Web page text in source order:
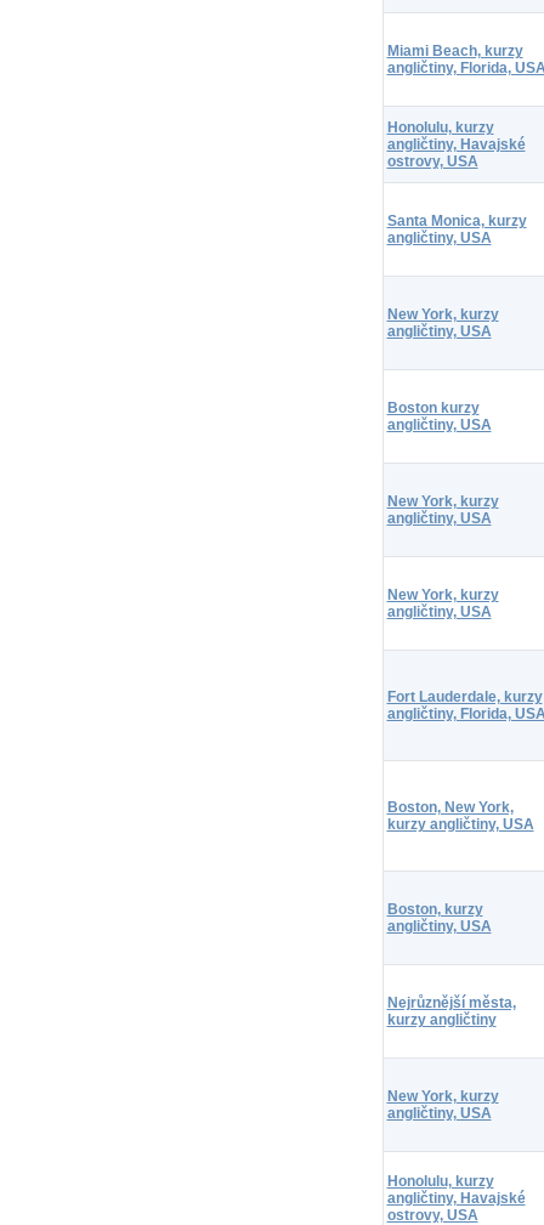
Miami Beach, kurzy
angličtiny, Florida,
Honolulu, kurzy
angličtiny, Havajské
ostrovy, USA
Santa Monica, kurzy
angličtiny, USA
New York, kurzy
angličtiny, USA
Boston kurzy
angličtiny, USA
New York, kurzy
angličtiny, USA
New York, kurzy
angličtiny, USA
Fort Lauderdale, kurzy
angličtiny, Florida,
Boston, New York,
kurzy angličtiny, USA
Boston, kurzy
angličtiny, USA
Nejrůznější města,
kurzy angličtiny
New York, kurzy
angličtiny, USA
Honolulu, kurzy
angličtiny, Havajské
ostrovy, USA